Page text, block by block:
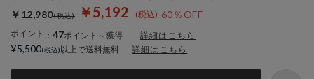
￥5,192 60％OFF
￥12,980
ポイント ： 47ポイント～獲得 詳細はこちら
¥5,500 以上で送料無料 詳細はこちら